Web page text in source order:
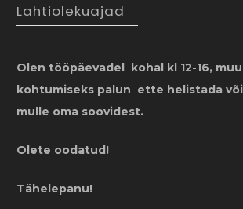
Lahtiolekuajad
Olen tööpäevadel kohal kl 12-16,
kohtumiseks palun ette helistada
mulle oma soovidest.
Olete oodatud!
Tähelepanu!